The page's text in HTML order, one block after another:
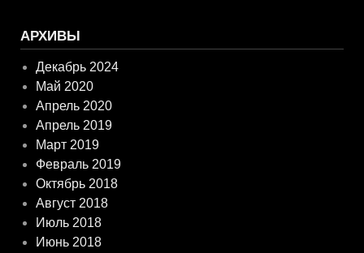
АРХИВЫ
Декабрь 2024
Май 2020
Апрель 2020
Апрель 2019
Март 2019
Февраль 2019
Октябрь 2018
Август 2018
Июль 2018
Июнь 2018